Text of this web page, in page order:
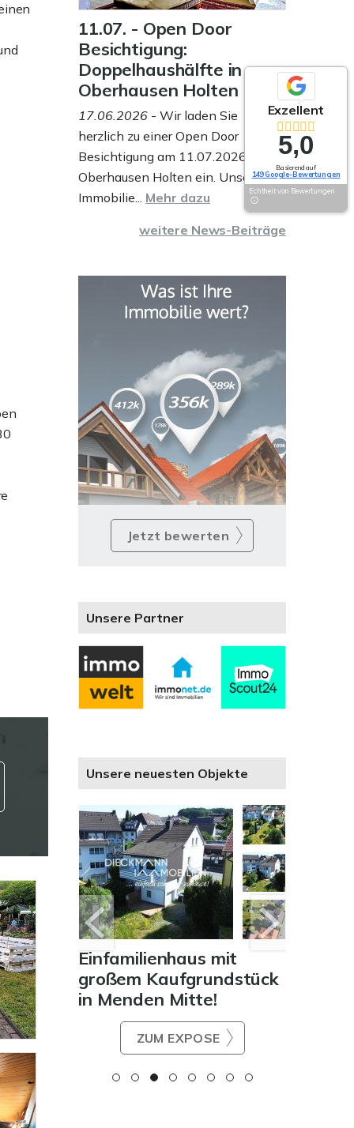
11.07. - Open Door
Besichtigung:
Doppelhaushälfte in
Oberhausen Holten
17.06.2026 - Wir laden Sie
herzlich zu einer Open Door
Besichtigung am 11.07.2026 in
Oberhausen Holten ein. Unser
Immobilie... Mehr dazu
weitere News-Beiträge
Jetzt bewerten
Unsere Partner
Unsere neuesten Objekte
62" -
Hüls
Einfamilienhaus mit
großem Kaufgrundstück
in Menden Mitte!
ZUM EXPOSE
Exzellent
5,0
Basierend auf
149 Google-Bewertungen
Echtheit von Bewertungen